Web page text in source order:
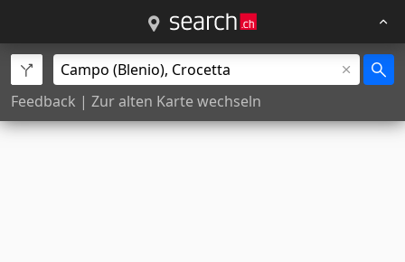
Feedback | Zur alten Karte wechseln